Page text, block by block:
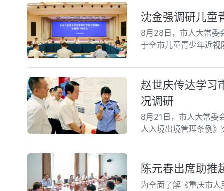
沈金强调研儿童
8月28日，市人大常委
于全市儿童青少年近
赵世庆传达学习
况调研
8月21日，市人大常委
人入境出境管理条例
陈元春出席助推
为全面了解《重庆市